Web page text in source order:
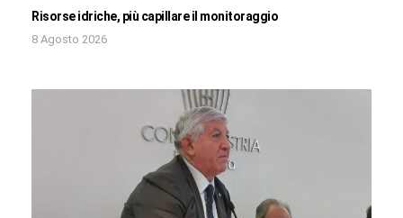
Risorse idriche, più capillare il monitoraggio
8 Agosto 2026